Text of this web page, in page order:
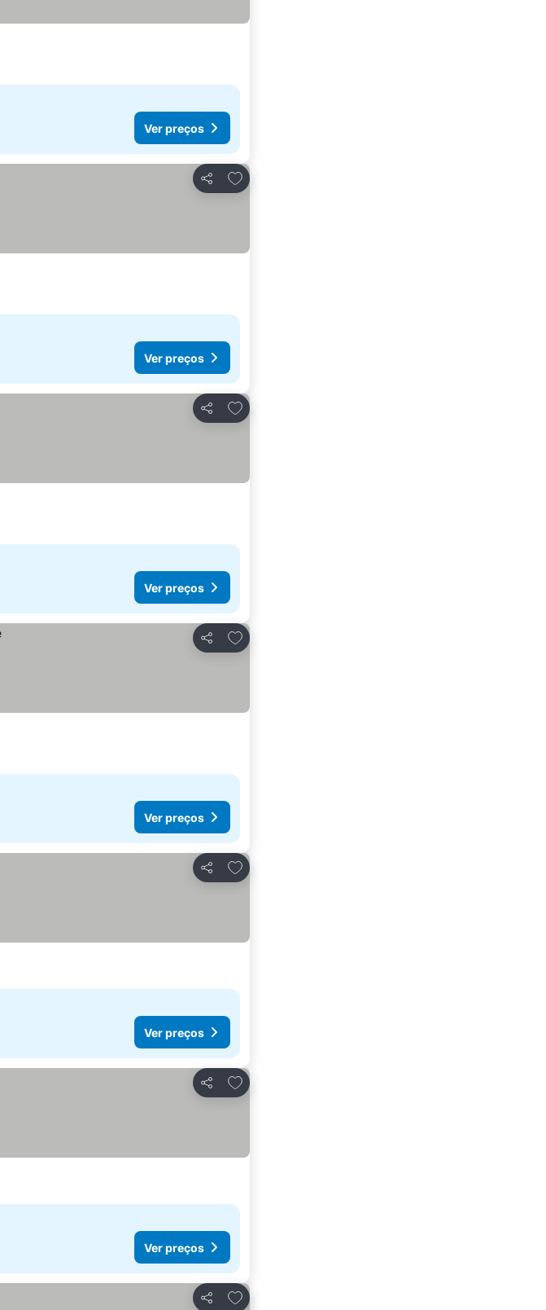
Ver preços
Partilhar
Adicionar aos favoritos
Ver preços
Partilhar
Adicionar aos favoritos
Ver preços
Partilhar
Adicionar aos favoritos
Ver preços
Partilhar
Adicionar aos favoritos
Ver preços
Partilhar
Adicionar aos favoritos
Ver preços
Partilhar
Adicionar aos favoritos